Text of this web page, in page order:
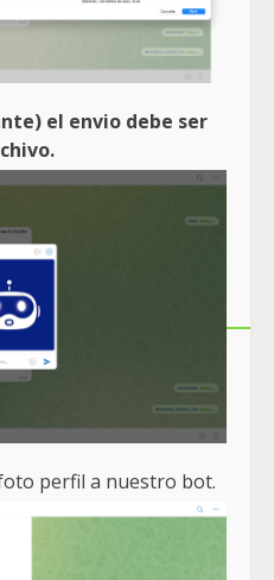
el envio debe ser
perfil a nuestro bot.